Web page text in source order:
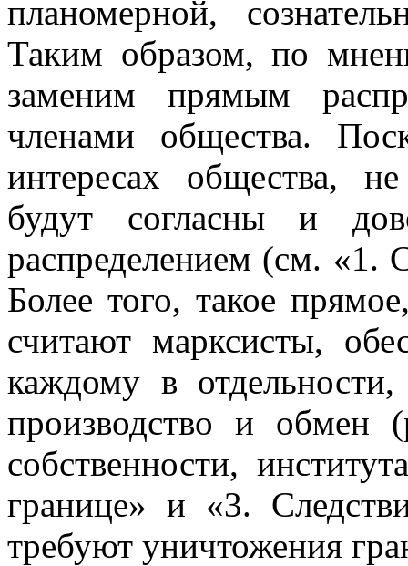
планомерной,
Таким образом, по
заменим прямым
членами общества.
интересах общества,
будут согласны и
распределением (см. «1.
Более того, такое
считают марксисты,
каждому в
производство и обмен
собственности,
границе» и «3.
требуют уничтожения